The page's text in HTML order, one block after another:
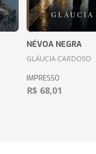
NÉVOA NEGRA
GLÁUCIA CARDOSO
IMPRESSO
R$ 68,01